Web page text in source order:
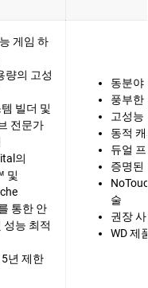
게임 하
량의 고성
빌더 및
전문가
의
및
통한 안
성능 최적
년 제한
동분야
풍부한
고성능
동적
듀얼
증명된
술
권장
WD 제